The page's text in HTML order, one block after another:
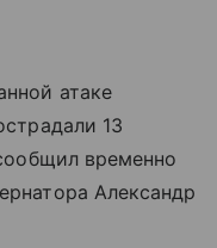
атаке
13
временно
Александр